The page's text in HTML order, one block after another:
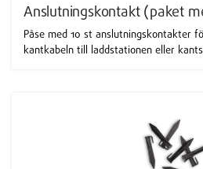
Anslutningskontakt (paket
Påse med 10 st anslutningskontakter
kantkabeln till laddstationen eller